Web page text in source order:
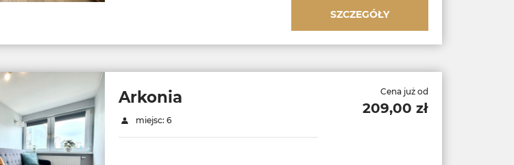
SZCZEGÓŁY
Arkonia
miejsc: 6
Cena już od
209,00 zł